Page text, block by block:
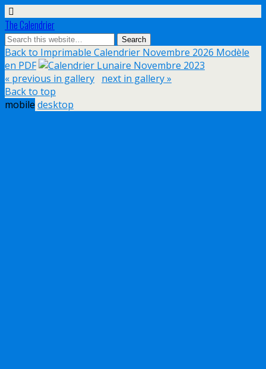
The Calendrier
Back to Imprimable Calendrier Novembre 2026 Modèle
en PDF
« previous in gallery next in gallery »
Back to top
mobile desktop